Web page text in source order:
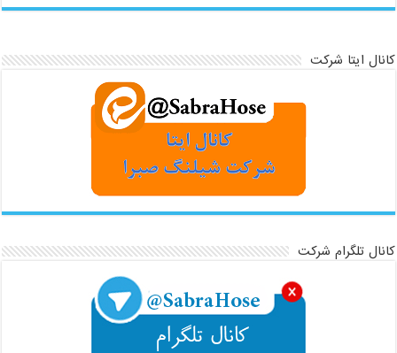
کانال ایتا شرکت
کانال تلگرام شرکت